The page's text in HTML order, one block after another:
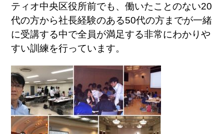
ティオ中央区役所前でも、働いたことのない20
代の方から社長経験のある50代の方までが一緒
に受講する中で全員が満足する非常にわかりや
すい訓練を行っています。